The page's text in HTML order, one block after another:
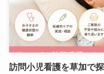
訪問小児看護を草加で